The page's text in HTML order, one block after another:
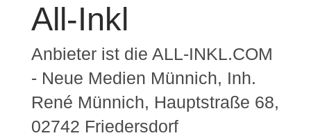
All-Inkl
Anbieter ist die ALL-INKL.COM
- Neue Medien Münnich, Inh.
René Münnich, Hauptstraße 68,
02742 Friedersdorf